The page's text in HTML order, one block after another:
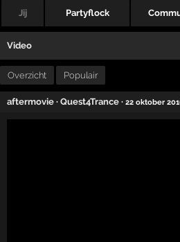
Jij Partyflock
Video
Overzicht Populair
aftermovie ·Quest4Trance ·22 oktober